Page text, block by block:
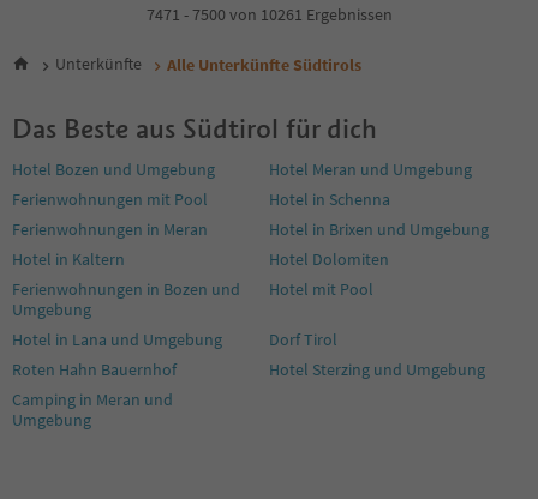
6
9
11
12
13
14
16
17
18
19
20
21
7471 - 7500 von 10261 Ergebnissen
Unterkünfte Alle Unterkünfte Südtirols
Das Beste aus Südtirol für dich
Hotel Bozen und Umgebung
Hotel Meran und Umgebung
Ferienwohnungen mit Pool
Hotel in Schenna
Ferienwohnungen in Meran
Hotel in Brixen und Umgebung
Hotel in Kaltern
Hotel Dolomiten
Ferienwohnungen in Bozen und
Umgebung
Hotel mit Pool
Hotel in Lana und Umgebung
Dorf Tirol
Roten Hahn Bauernhof
Hotel Sterzing und Umgebung
Camping in Meran und
Umgebung